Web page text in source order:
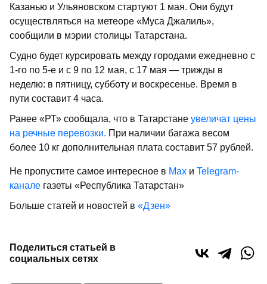
Казанью и Ульяновском стартуют 1 мая. Они будут
осуществляться на метеоре «Муса Джалиль»,
сообщили в мэрии столицы Татарстана.
Судно будет курсировать между городами ежедневно с
1-го по 5-е и с 9 по 12 мая, с 17 мая — трижды в
неделю: в пятницу, субботу и воскресенье. Время в
пути составит 4 часа.
Ранее «РТ» сообщала, что в Татарстане увеличат цены
на речные перевозки. При наличии багажа весом
более 10 кг дополнительная плата составит 57 рублей.
Не пропустите самое интересное в Max и Telegram-
канале газеты «Республика Татарстан»
Больше статей и новостей в «Дзен»
Поделиться статьей в
социальных сетях